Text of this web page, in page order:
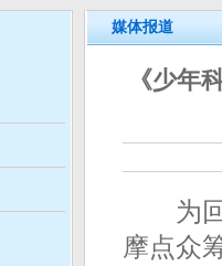
媒体报道
《少年
为回
摩点众